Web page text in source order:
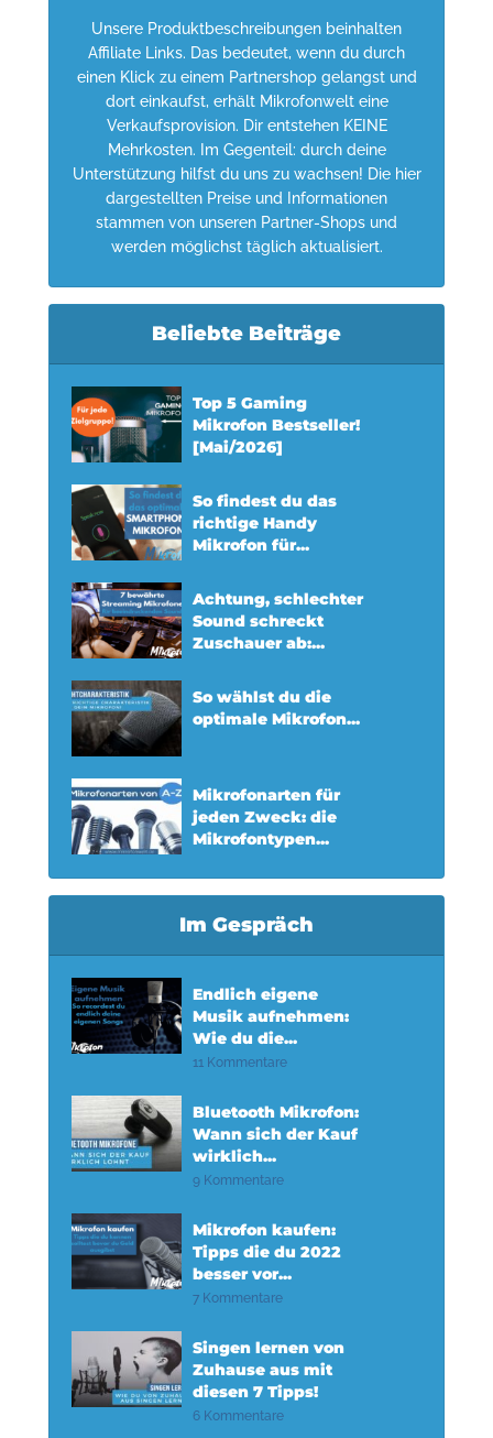
Unsere Produktbeschreibungen beinhalten
Affiliate Links. Das bedeutet, wenn du durch
einen Klick zu einem Partnershop gelangst und
dort einkaufst, erhält Mikrofonwelt eine
Verkaufsprovision. Dir entstehen KEINE
Mehrkosten. Im Gegenteil: durch deine
Unterstützung hilfst du uns zu wachsen! Die hier
dargestellten Preise und Informationen
stammen von unseren Partner-Shops und
werden möglichst täglich aktualisiert.
Beliebte Beiträge
Top 5 Gaming
Mikrofon Bestseller!
[Mai/2026]
So findest du das
richtige Handy
Mikrofon für...
Achtung, schlechter
Sound schreckt
Zuschauer ab:...
So wählst du die
optimale Mikrofon...
Mikrofonarten für
jeden Zweck: die
Mikrofontypen...
Im Gespräch
Endlich eigene
Musik aufnehmen:
Wie du die...
11 Kommentare
Bluetooth Mikrofon:
Wann sich der Kauf
wirklich...
9 Kommentare
Mikrofon kaufen:
Tipps die du 2022
besser vor...
7 Kommentare
Singen lernen von
Zuhause aus mit
diesen 7 Tipps!
6 Kommentare